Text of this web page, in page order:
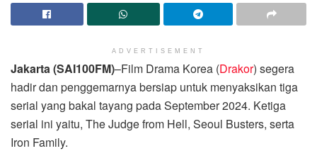
ADVERTISEMENT
Jakarta (SAI100FM)–Film Drama Korea (Drakor) segera
hadir dan penggemarnya bersiap untuk menyaksikan tiga
serial yang bakal tayang pada September 2024. Ketiga
serial ini yaitu, The Judge from Hell, Seoul Busters, serta
Iron Family.